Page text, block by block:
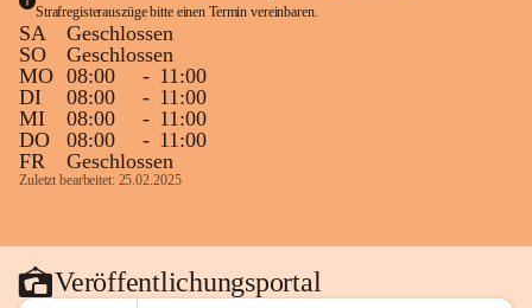
Strafregisterauszüge bitte einen Termin vereinbaren.
SA
Geschlossen
SO
Geschlossen
MO 08:00 - 11:00
DI
08:00 - 11:00
MI
08:00 - 11:00
DO
08:00 - 11:00
FR
Geschlossen
Zuletzt bearbeitet: 25.02.2025
Veröffentlichungsportal